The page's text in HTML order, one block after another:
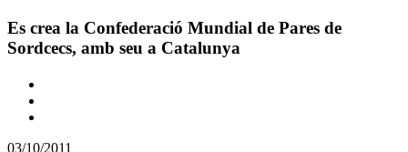
la
notícia
Es crea la Confederació Mundial de Pares de
Sordcecs, amb seu a Catalunya
Comparteix
03/10/2011